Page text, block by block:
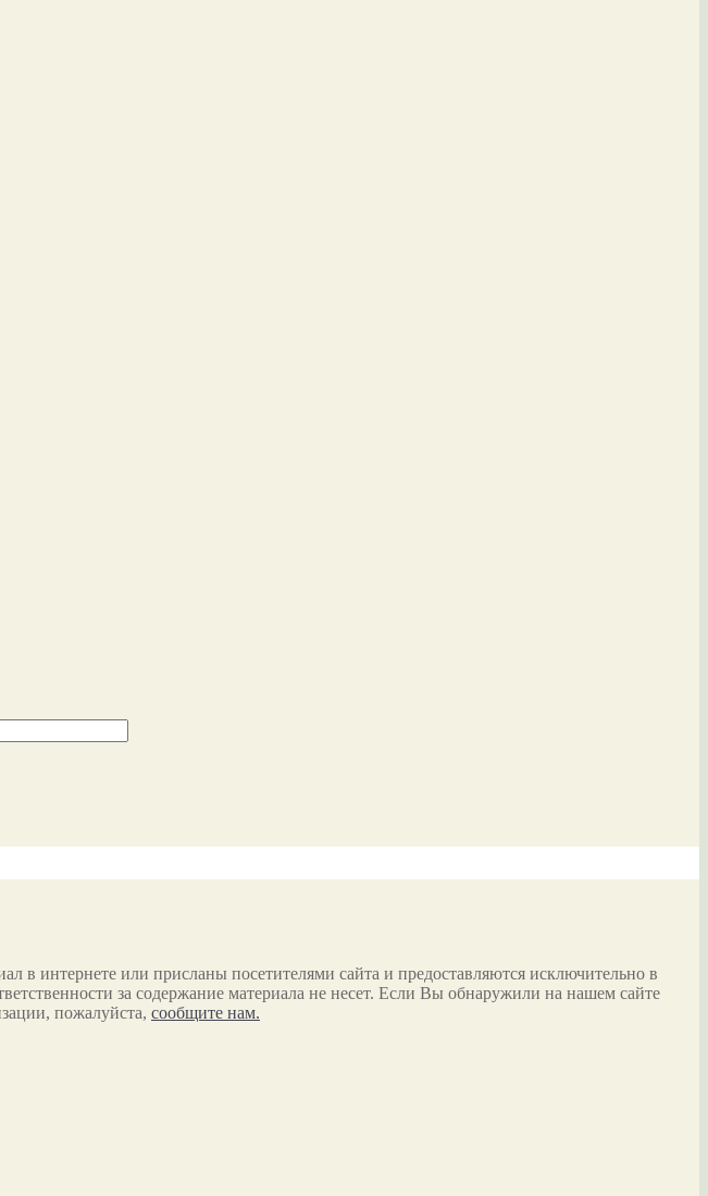
в интернете или присланы посетителями сайта и предоставляются исключительно в
за содержание материала не несет. Если Вы обнаружили на нашем сайте
пожалуйста, сообщите нам.